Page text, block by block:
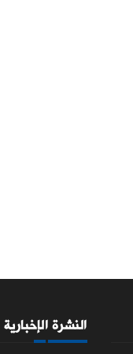
النشرة الإخبارية